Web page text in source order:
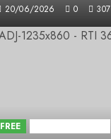
20/06/2026 0 307
FREE